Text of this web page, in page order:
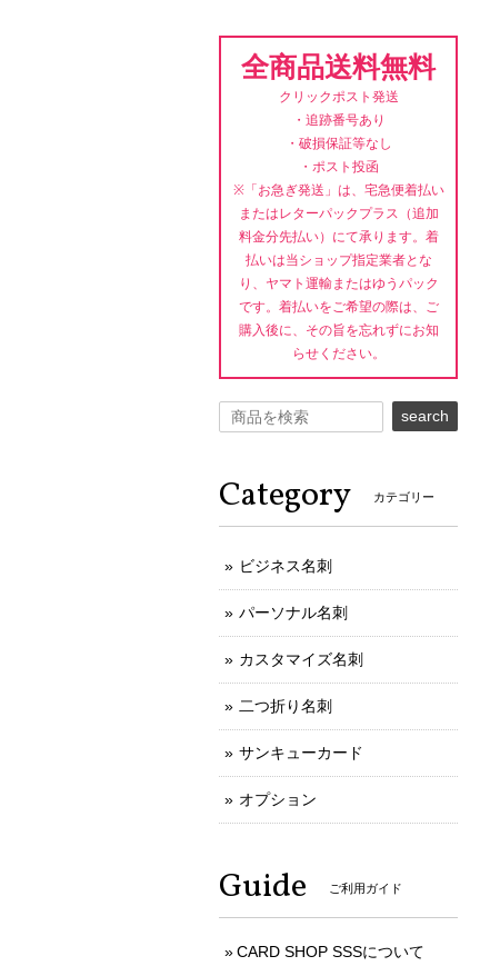
全商品送料無料
クリックポスト発送
・追跡番号あり
・破損保証等なし
・ポスト投函
※「お急ぎ発送」は、宅急便着払い
またはレターパックプラス（追加
料金分先払い）にて承ります。着
払いは当ショップ指定業者とな
り、ヤマト運輸またはゆうパック
です。着払いをご希望の際は、ご
購入後に、その旨を忘れずにお知
らせください。
search
Category カテゴリー
ビジネス名刺
パーソナル名刺
カスタマイズ名刺
二つ折り名刺
サンキューカード
オプション
Guide ご利用ガイド
CARD SHOP SSSについて